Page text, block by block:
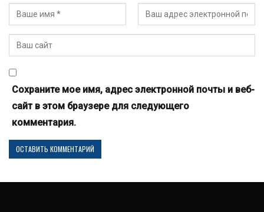
Сохраните мое имя, адрес электронной почты и веб-
сайт в этом браузере для следующего
комментария.